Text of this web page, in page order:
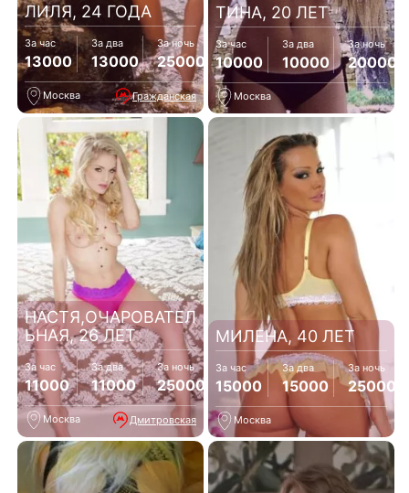
ЛИЛЯ, 24 ГОДА
За час
13000
За два
13000
За ночь
25000
Москва Гражданская
ТИНА, 20 ЛЕТ
За час
10000
За два
10000
За ночь
20000
Москва
НАСТЯ,ОЧАРОВАТЕЛ
ЬНАЯ, 26 ЛЕТ
За час
11000
За два
11000
За ночь
25000
Москва Дмитровская
МИЛЕНА, 40 ЛЕТ
За час
15000
За два
15000
За ночь
25000
Москва